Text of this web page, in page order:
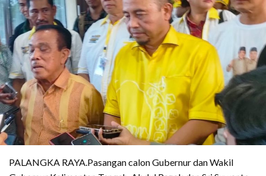
PALANGKA RAYA.Pasangan calon Gubernur dan Wakil